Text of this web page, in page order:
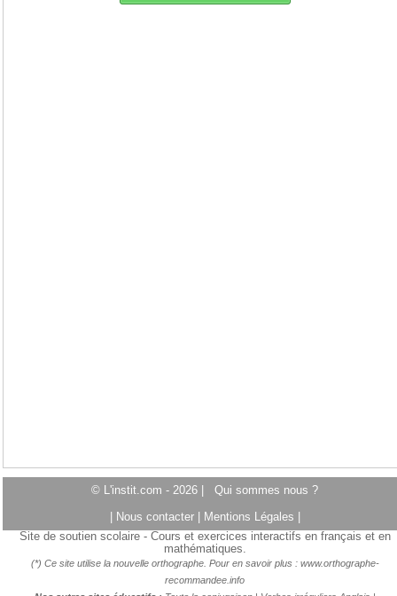
© L'instit.com - 2026 | Qui sommes nous ?
Nous contacter Mentions Légales
Site de soutien scolaire - Cours et exercices interactifs en français et en
mathématiques.
(*) Ce site utilise la nouvelle orthographe. Pour en savoir plus : www.orthographe-
recommandee.info